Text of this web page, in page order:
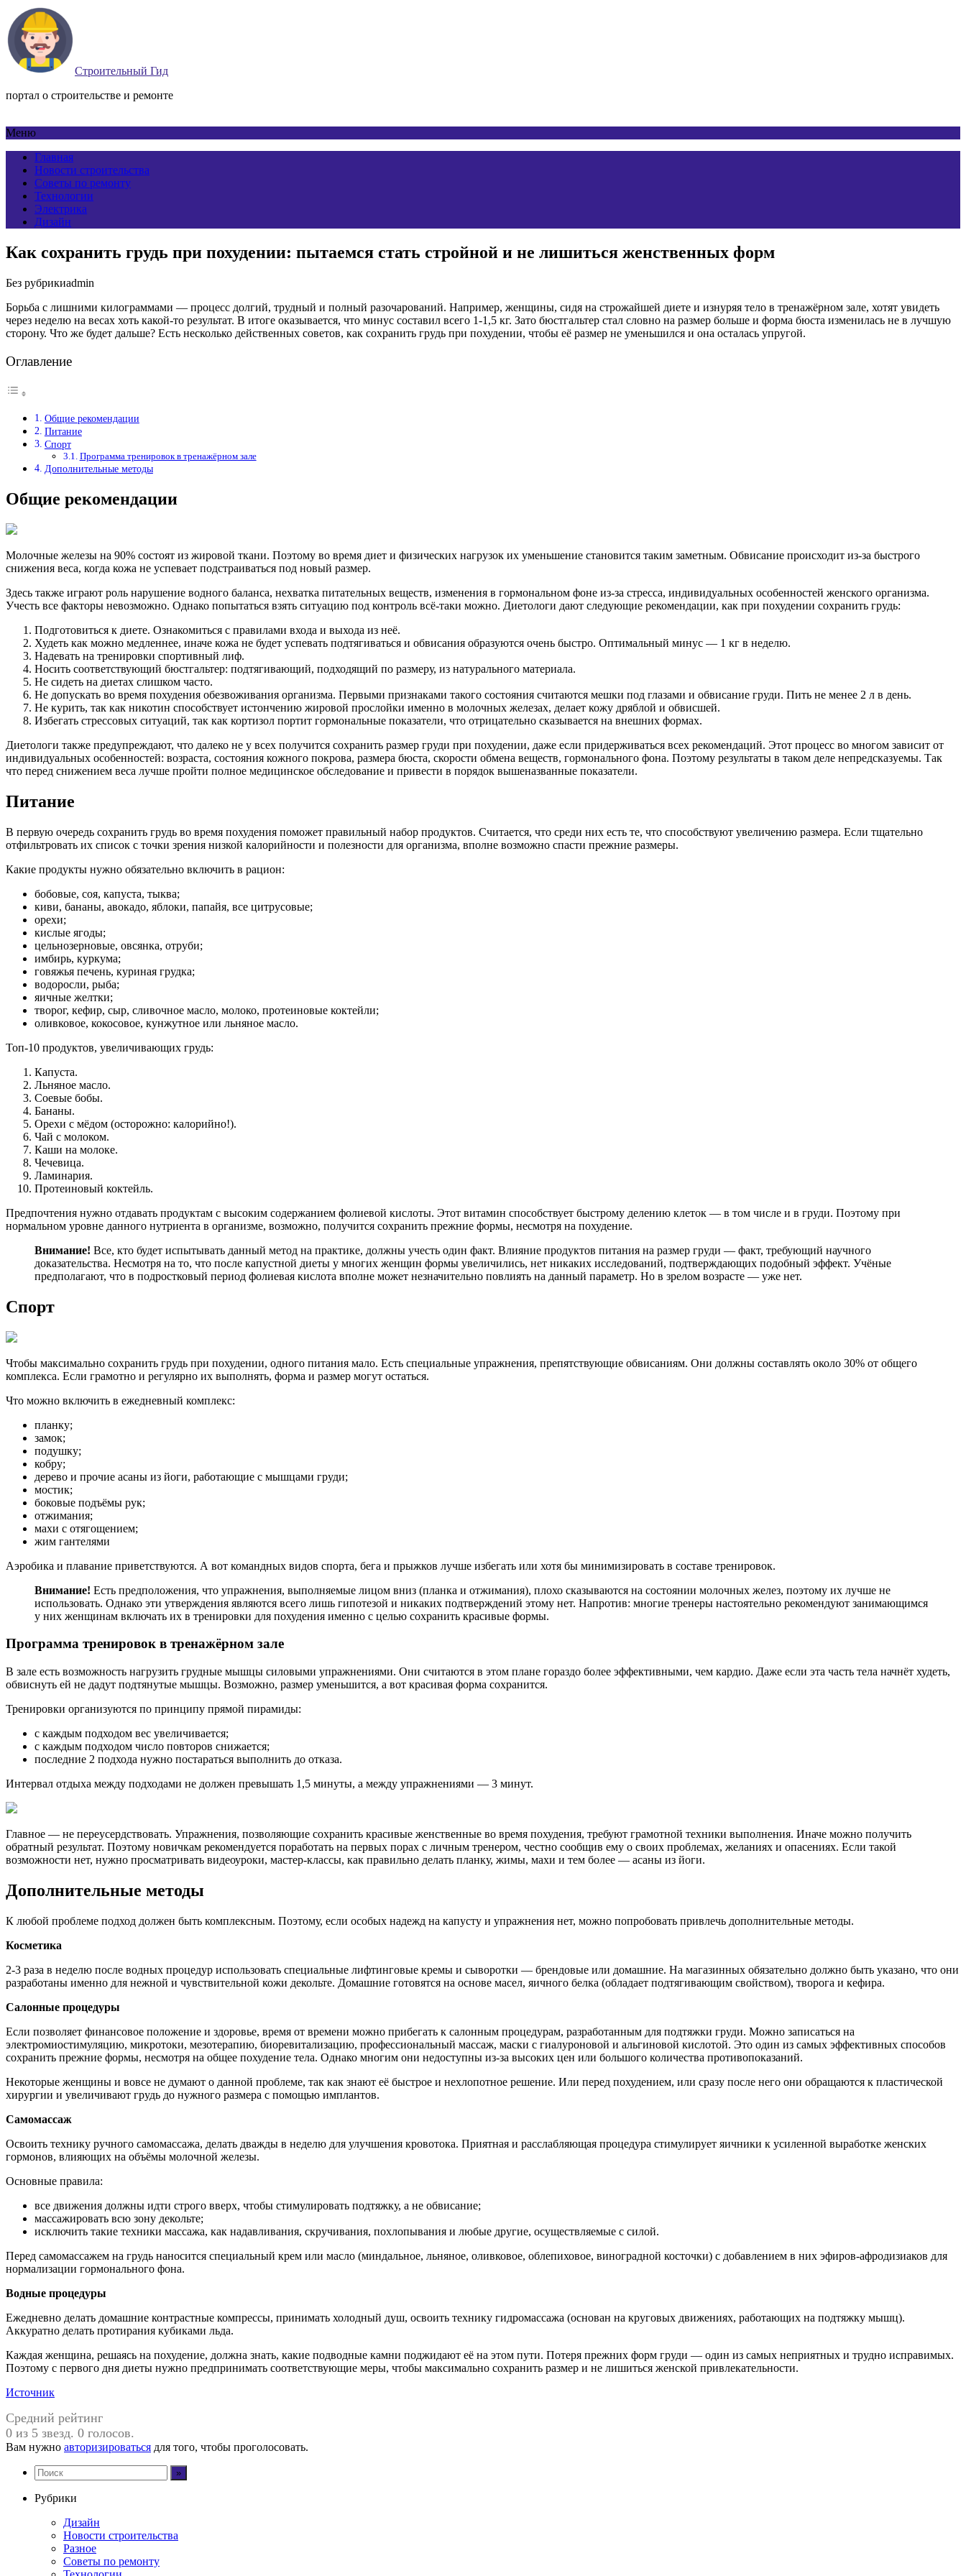
Строительный Гид
портал о строительстве и ремонте
Меню
Главная
Новости строительства
Советы по ремонту
Технологии
Электрика
Дизайн
Как сохранить грудь при похудении: пытаемся стать стройной и не лишиться женственных форм
Без рубрикиadmin
Борьба с лишними килограммами — процесс долгий, трудный и полный разочарований. Например, женщины, сидя на строжайшей диете и изнуряя тело в тренажёрном зале, хотят увидеть
через неделю на весах хоть какой-то результат. В итоге оказывается, что минус составил всего 1-1,5 кг. Зато бюстгальтер стал словно на размер больше и форма бюста изменилась не в лучшую
сторону. Что же будет дальше? Есть несколько действенных советов, как сохранить грудь при похудении, чтобы её размер не уменьшился и она осталась упругой.
Оглавление
Общие рекомендации
Питание
Спорт
Программа тренировок в тренажёрном зале
Дополнительные методы
Общие рекомендации
Молочные железы на 90% состоят из жировой ткани. Поэтому во время диет и физических нагрузок их уменьшение становится таким заметным. Обвисание происходит из-за быстрого
снижения веса, когда кожа не успевает подстраиваться под новый размер.
Здесь также играют роль нарушение водного баланса, нехватка питательных веществ, изменения в гормональном фоне из-за стресса, индивидуальных особенностей женского организма.
Учесть все факторы невозможно. Однако попытаться взять ситуацию под контроль всё-таки можно. Диетологи дают следующие рекомендации, как при похудении сохранить грудь:
Подготовиться к диете. Ознакомиться с правилами входа и выхода из неё.
Худеть как можно медленнее, иначе кожа не будет успевать подтягиваться и обвисания образуются очень быстро. Оптимальный минус — 1 кг в неделю.
Надевать на тренировки спортивный лиф.
Носить соответствующий бюстгальтер: подтягивающий, подходящий по размеру, из натурального материала.
Не сидеть на диетах слишком часто.
Не допускать во время похудения обезвоживания организма. Первыми признаками такого состояния считаются мешки под глазами и обвисание груди. Пить не менее 2 л в день.
Не курить, так как никотин способствует истончению жировой прослойки именно в молочных железах, делает кожу дряблой и обвисшей.
Избегать стрессовых ситуаций, так как кортизол портит гормональные показатели, что отрицательно сказывается на внешних формах.
Диетологи также предупреждают, что далеко не у всех получится сохранить размер груди при похудении, даже если придерживаться всех рекомендаций. Этот процесс во многом зависит от
индивидуальных особенностей: возраста, состояния кожного покрова, размера бюста, скорости обмена веществ, гормонального фона. Поэтому результаты в таком деле непредсказуемы. Так
что перед снижением веса лучше пройти полное медицинское обследование и привести в порядок вышеназванные показатели.
Питание
В первую очередь сохранить грудь во время похудения поможет правильный набор продуктов. Считается, что среди них есть те, что способствуют увеличению размера. Если тщательно
отфильтровать их список с точки зрения низкой калорийности и полезности для организма, вполне возможно спасти прежние размеры.
Какие продукты нужно обязательно включить в рацион:
бобовые, соя, капуста, тыква;
киви, бананы, авокадо, яблоки, папайя, все цитрусовые;
орехи;
кислые ягоды;
цельнозерновые, овсянка, отруби;
имбирь, куркума;
говяжья печень, куриная грудка;
водоросли, рыба;
яичные желтки;
творог, кефир, сыр, сливочное масло, молоко, протеиновые коктейли;
оливковое, кокосовое, кунжутное или льняное масло.
Топ-10 продуктов, увеличивающих грудь:
Капуста.
Льняное масло.
Соевые бобы.
Бананы.
Орехи с мёдом (осторожно: калорийно!).
Чай с молоком.
Каши на молоке.
Чечевица.
Ламинария.
Протеиновый коктейль.
Предпочтения нужно отдавать продуктам с высоким содержанием фолиевой кислоты. Этот витамин способствует быстрому делению клеток — в том числе и в груди. Поэтому при
нормальном уровне данного нутриента в организме, возможно, получится сохранить прежние формы, несмотря на похудение.
Внимание! Все, кто будет испытывать данный метод на практике, должны учесть один факт. Влияние продуктов питания на размер груди — факт, требующий научного
доказательства. Несмотря на то, что после капустной диеты у многих женщин формы увеличились, нет никаких исследований, подтверждающих подобный эффект. Учёные
предполагают, что в подростковый период фолиевая кислота вполне может незначительно повлиять на данный параметр. Но в зрелом возрасте — уже нет.
Спорт
Чтобы максимально сохранить грудь при похудении, одного питания мало. Есть специальные упражнения, препятствующие обвисаниям. Они должны составлять около 30% от общего
комплекса. Если грамотно и регулярно их выполнять, форма и размер могут остаться.
Что можно включить в ежедневный комплекс:
планку;
замок;
подушку;
кобру;
дерево и прочие асаны из йоги, работающие с мышцами груди;
мостик;
боковые подъёмы рук;
отжимания;
махи с отягощением;
жим гантелями
Аэробика и плавание приветствуются. А вот командных видов спорта, бега и прыжков лучше избегать или хотя бы минимизировать в составе тренировок.
Внимание! Есть предположения, что упражнения, выполняемые лицом вниз (планка и отжимания), плохо сказываются на состоянии молочных желез, поэтому их лучше не
использовать. Однако эти утверждения являются всего лишь гипотезой и никаких подтверждений этому нет. Напротив: многие тренеры настоятельно рекомендуют занимающимся
у них женщинам включать их в тренировки для похудения именно с целью сохранить красивые формы.
Программа тренировок в тренажёрном зале
В зале есть возможность нагрузить грудные мышцы силовыми упражнениями. Они считаются в этом плане гораздо более эффективными, чем кардио. Даже если эта часть тела начнёт худеть,
обвиснуть ей не дадут подтянутые мышцы. Возможно, размер уменьшится, а вот красивая форма сохранится.
Тренировки организуются по принципу прямой пирамиды:
с каждым подходом вес увеличивается;
с каждым подходом число повторов снижается;
последние 2 подхода нужно постараться выполнить до отказа.
Интервал отдыха между подходами не должен превышать 1,5 минуты, а между упражнениями — 3 минут.
Главное — не переусердствовать. Упражнения, позволяющие сохранить красивые женственные во время похудения, требуют грамотной техники выполнения. Иначе можно получить
обратный результат. Поэтому новичкам рекомендуется поработать на первых порах с личным тренером, честно сообщив ему о своих проблемах, желаниях и опасениях. Если такой
возможности нет, нужно просматривать видеоуроки, мастер-классы, как правильно делать планку, жимы, махи и тем более — асаны из йоги.
Дополнительные методы
К любой проблеме подход должен быть комплексным. Поэтому, если особых надежд на капусту и упражнения нет, можно попробовать привлечь дополнительные методы.
Косметика
2-3 раза в неделю после водных процедур использовать специальные лифтинговые кремы и сыворотки — брендовые или домашние. На магазинных обязательно должно быть указано, что они
разработаны именно для нежной и чувствительной кожи декольте. Домашние готовятся на основе масел, яичного белка (обладает подтягивающим свойством), творога и кефира.
Салонные процедуры
Если позволяет финансовое положение и здоровье, время от времени можно прибегать к салонным процедурам, разработанным для подтяжки груди. Можно записаться на
электромиостимуляцию, микротоки, мезотерапию, биоревитализацию, профессиональный массаж, маски с гиалуроновой и альгиновой кислотой. Это один из самых эффективных способов
сохранить прежние формы, несмотря на общее похудение тела. Однако многим они недоступны из-за высоких цен или большого количества противопоказаний.
Некоторые женщины и вовсе не думают о данной проблеме, так как знают её быстрое и нехлопотное решение. Или перед похудением, или сразу после него они обращаются к пластической
хирургии и увеличивают грудь до нужного размера с помощью имплантов.
Самомассаж
Освоить технику ручного самомассажа, делать дважды в неделю для улучшения кровотока. Приятная и расслабляющая процедура стимулирует яичники к усиленной выработке женских
гормонов, влияющих на объёмы молочной железы.
Основные правила:
все движения должны идти строго вверх, чтобы стимулировать подтяжку, а не обвисание;
массажировать всю зону декольте;
исключить такие техники массажа, как надавливания, скручивания, похлопывания и любые другие, осуществляемые с силой.
Перед самомассажем на грудь наносится специальный крем или масло (миндальное, льняное, оливковое, облепиховое, виноградной косточки) с добавлением в них эфиров-афродизиаков для
нормализации гормонального фона.
Водные процедуры
Ежедневно делать домашние контрастные компрессы, принимать холодный душ, освоить технику гидромассажа (основан на круговых движениях, работающих на подтяжку мышц).
Аккуратно делать протирания кубиками льда.
Каждая женщина, решаясь на похудение, должна знать, какие подводные камни поджидают её на этом пути. Потеря прежних форм груди — один из самых неприятных и трудно исправимых.
Поэтому с первого дня диеты нужно предпринимать соответствующие меры, чтобы максимально сохранить размер и не лишиться женской привлекательности.
Источник
Средний рейтинг
0 из 5 звезд. 0 голосов.
Вам нужно авторизироваться для того, чтобы проголосовать.
Рубрики
Дизайн
Новости строительства
Разное
Советы по ремонту